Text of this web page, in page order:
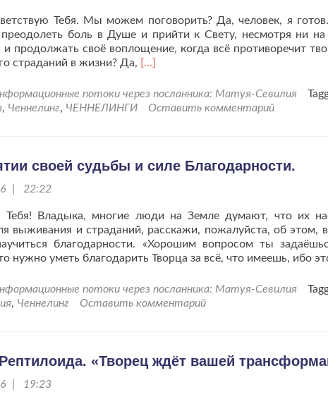
Тебя. Мы можем поговорить? Да, человек, я
боль в Душе и прийти к Свету, несмотря ни на
продолжать своё воплощение, когда всё противоречит
страданий в жизни? Да, Читать
проКак
прийти
Главный
Рептилоид.
[…]
потоки через посланника: Матуя-Севилия
, Ченнелинг, ЧЕННЕЛИНГИ Оставить комментарий
своей судьбы и силе Благодарности.
| 22:22
Тебя! Владыка, многие люди на Земле думают, что их
выживания и страданий, расскажи, пожалуйста, об этом,
благодарности. «Хорошим вопросом ты
нужно уметь благодарить Творца за всё, что имеешь, ибо
потоки через посланника: Матуя-Севилия
, Ченнелинг Оставить комментарий
«Творец ждёт вашей
| 19:23